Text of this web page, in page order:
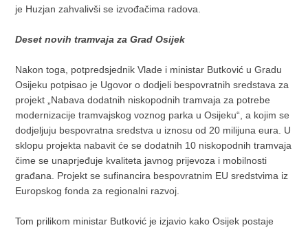
je Huzjan zahvalivši se izvođačima radova.
Deset novih tramvaja za Grad Osijek
Nakon toga, potpredsjednik Vlade i ministar Butković u Gradu
Osijeku potpisao je Ugovor o dodjeli bespovratnih sredstava za
projekt „Nabava dodatnih niskopodnih tramvaja za potrebe
modernizacije tramvajskog voznog parka u Osijeku“, a kojim se
dodjeljuju bespovratna sredstva u iznosu od 20 milijuna eura. U
sklopu projekta nabavit će se dodatnih 10 niskopodnih tramvaja
čime se unaprjeđuje kvaliteta javnog prijevoza i mobilnosti
građana. Projekt se sufinancira bespovratnim EU sredstvima iz
Europskog fonda za regionalni razvoj.
Tom prilikom ministar Butković je izjavio kako Osijek postaje